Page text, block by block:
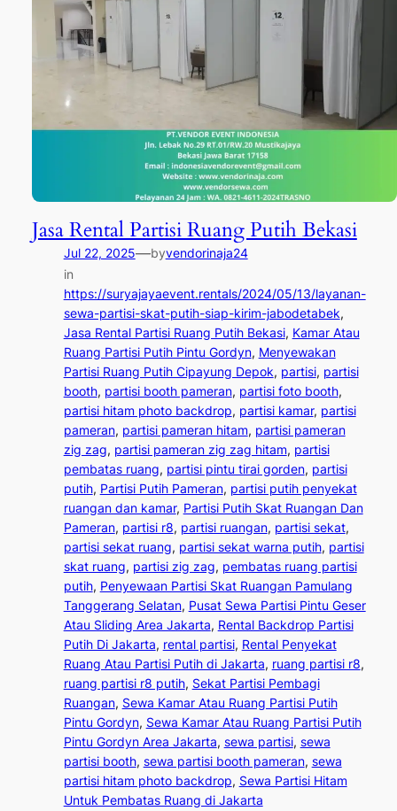
Jasa Rental Partisi Ruang Putih Bekasi
Jul 22, 2025—byvendorinaja24
in
https://suryajayaevent.rentals/2024/05/13/layanan-
sewa-partisi-skat-putih-siap-kirim-jabodetabek
Jasa Rental Partisi Ruang Putih Bekasi, Kamar Atau
Ruang Partisi Putih Pintu Gordyn, Menyewakan
Partisi Ruang Putih Cipayung Depok, partisi, partisi
booth, partisi booth pameran, partisi foto booth
partisi hitam photo backdrop, partisi kamar, partisi
pameran, partisi pameran hitam, partisi pameran
zig zag, partisi pameran zig zag hitam, partisi
pembatas ruang, partisi pintu tirai gorden, partisi
putih, Partisi Putih Pameran, partisi putih penyekat
ruangan dan kamar, Partisi Putih Skat Ruangan Dan
Pameran, partisi r8, partisi ruangan, partisi sekat
partisi sekat ruang, partisi sekat warna putih, partisi
skat ruang, partisi zig zag, pembatas ruang partisi
putih, Penyewaan Partisi Skat Ruangan Pamulang
Tanggerang Selatan, Pusat Sewa Partisi Pintu Geser
Atau Sliding Area Jakarta, Rental Backdrop Partisi
Putih Di Jakarta, rental partisi, Rental Penyekat
Ruang Atau Partisi Putih di Jakarta, ruang partisi r8
ruang partisi r8 putih, Sekat Partisi Pembagi
Ruangan, Sewa Kamar Atau Ruang Partisi Putih
Pintu Gordyn, Sewa Kamar Atau Ruang Partisi Putih
Pintu Gordyn Area Jakarta, sewa partisi, sewa
partisi booth, sewa partisi booth pameran, sewa
partisi hitam photo backdrop, Sewa Partisi Hitam
Untuk Pembatas Ruang di Jakarta